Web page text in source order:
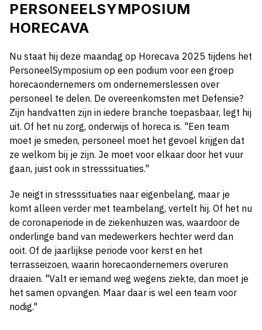
PERSONEELSYMPOSIUM
HORECAVA
Nu staat hij deze maandag op Horecava 2025 tijdens het
PersoneelSymposium op een podium voor een groep
horecaondernemers om ondernemerslessen over
personeel te delen. De overeenkomsten met Defensie?
Zijn handvatten zijn in iedere branche toepasbaar, legt hij
uit. Of het nu zorg, onderwijs of horeca is. "Een team
moet je smeden, personeel moet het gevoel krijgen dat
ze welkom bij je zijn. Je moet voor elkaar door het vuur
gaan, juist ook in stresssituaties."
Je neigt in stresssituaties naar eigenbelang, maar je
komt alleen verder met teambelang, vertelt hij. Of het nu
de coronaperiode in de ziekenhuizen was, waardoor de
onderlinge band van medewerkers hechter werd dan
ooit. Of de jaarlijkse periode voor kerst en het
terrasseizoen, waarin horecaondernemers overuren
draaien. "Valt er iemand weg wegens ziekte, dan moet je
het samen opvangen. Maar daar is wel een team voor
nodig."